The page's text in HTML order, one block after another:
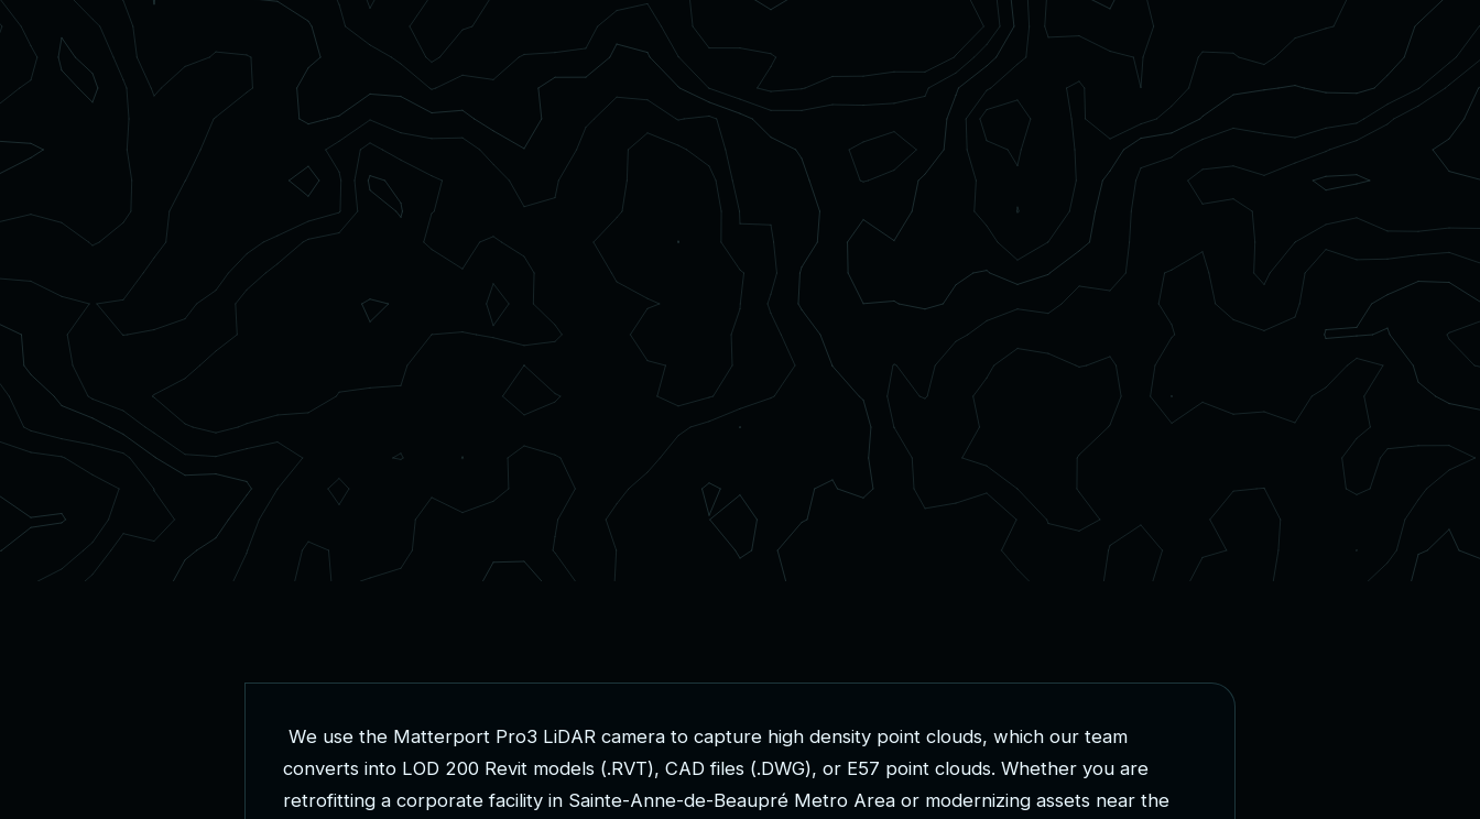
We use the Matterport Pro3 LiDAR camera to capture high density point clouds, which our team
converts into LOD 200 Revit models (.RVT), CAD files (.DWG), or E57 point clouds. Whether you are
retrofitting a corporate facility in Sainte-Anne-de-Beaupré Metro Area or modernizing assets near the